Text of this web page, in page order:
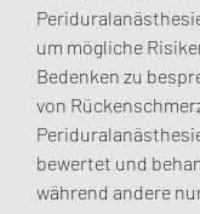
um mögliche
Bedenken zu
von
bewertet und
während andere